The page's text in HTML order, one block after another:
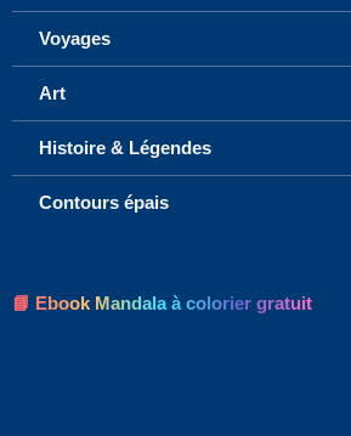
Voyages
Art
Histoire & Légendes
Contours épais
📘 Ebook Mandala à colorier gratuit